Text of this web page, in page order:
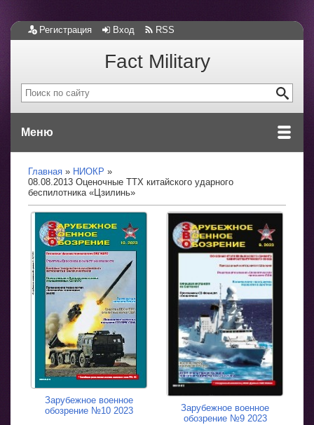
Регистрация Вход RSS
Fact Military
Меню
Главная
НИОКР
08.08.2013 Оценочные ТТХ китайского ударного
беспилотника «Цзилинь»
Зарубежное военное
обозрение №10 2023
Зарубежное военное
обозрение №9 2023